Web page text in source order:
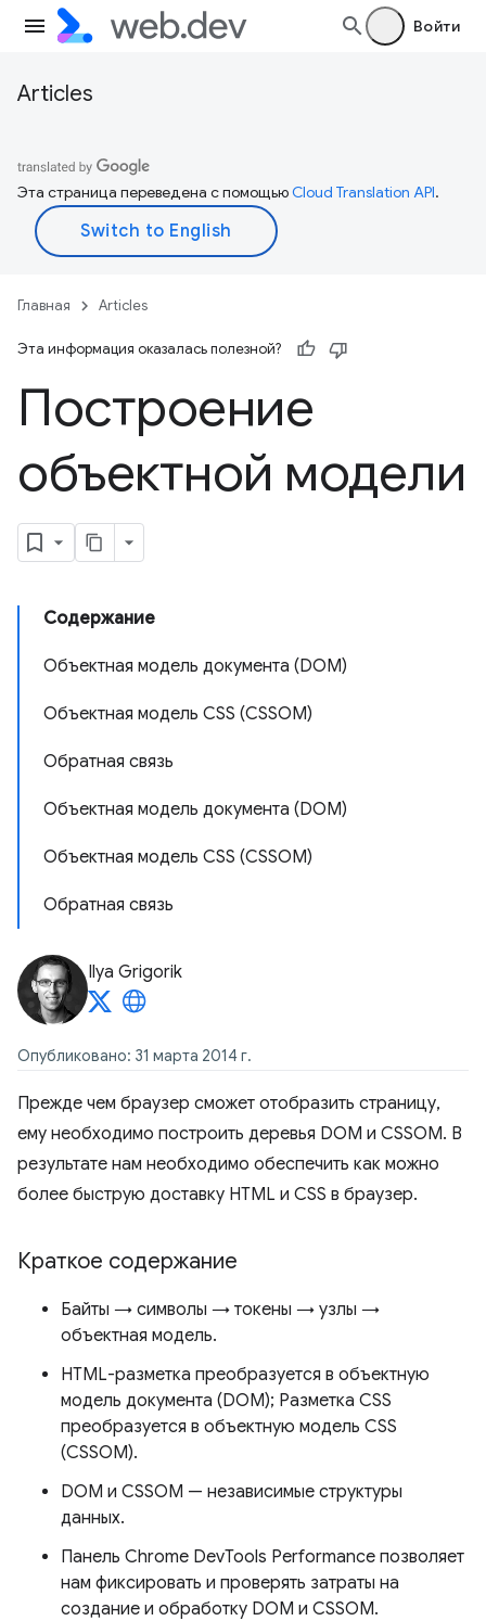
Войти
Articles
Эта страница переведена с помощьюCloud Translation API.
Главная Articles
Эта информация оказалась полезной?
Построение
объектной модели
Содержание
Объектная модель документа (DOM)
Объектная модель CSS (CSSOM)
Обратная связь
Объектная модель документа (DOM)
Объектная модель CSS (CSSOM)
Обратная связь
Ilya Grigorik
Опубликовано: 31 марта 2014 г.
Прежде чем браузер сможет отобразить страницу,
ему необходимо построить деревья DOM и CSSOM. В
результате нам необходимо обеспечить как можно
более быструю доставку HTML и CSS в браузер.
Краткое содержание
Байты → символы → токены → узлы →
объектная модель.
HTML-разметка преобразуется в объектную
модель документа (DOM); Разметка CSS
преобразуется в объектную модель CSS
(CSSOM).
DOM и CSSOM — независимые структуры
данных.
Панель Chrome DevTools Performance позволяет
нам фиксировать и проверять затраты на
создание и обработку DOM и CSSOM.